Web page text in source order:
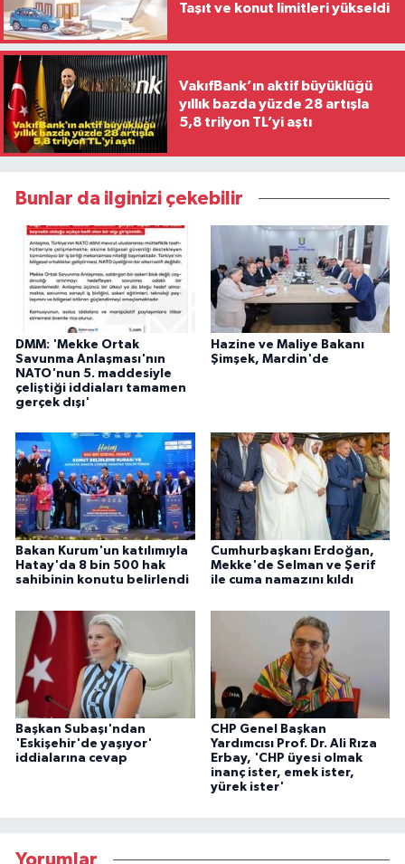
Taşıt ve konut limitleri yükseldi
VakıfBank’ın aktif büyüklüğü
yıllık bazda yüzde 28 artışla
5,8 trilyon TL’yi aştı
Bunlar da ilginizi çekebilir
DMM: 'Mekke Ortak
Savunma Anlaşması'nın
NATO'nun 5. maddesiyle
çeliştiği iddiaları tamamen
gerçek dışı'
Hazine ve Maliye Bakanı
Şimşek, Mardin'de
Bakan Kurum'un katılımıyla
Hatay'da 8 bin 500 hak
sahibinin konutu belirlendi
Cumhurbaşkanı Erdoğan,
Mekke'de Selman ve Şerif
ile cuma namazını kıldı
Başkan Subaşı'ndan
'Eskişehir'de yaşıyor'
iddialarına cevap
CHP Genel Başkan
Yardımcısı Prof. Dr. Ali Rıza
Erbay, 'CHP üyesi olmak
inanç ister, emek ister,
yürek ister'
Yorumlar